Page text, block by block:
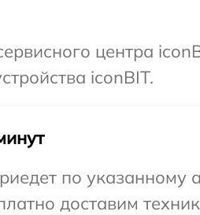
центра
iconBIT.
по указанному
доставим